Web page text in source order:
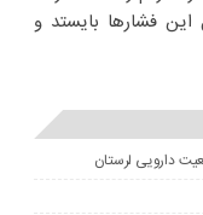
فشارها بایستد و